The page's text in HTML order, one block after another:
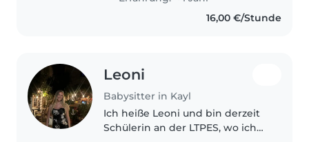
attentionnée et prête à faire en
sorte que les enfants..16,00 €/Stunde
Leoni
Babysitter in Kayl
Ich heiße Leoni und bin derzeit
Schülerin an der LTPES, wo ich